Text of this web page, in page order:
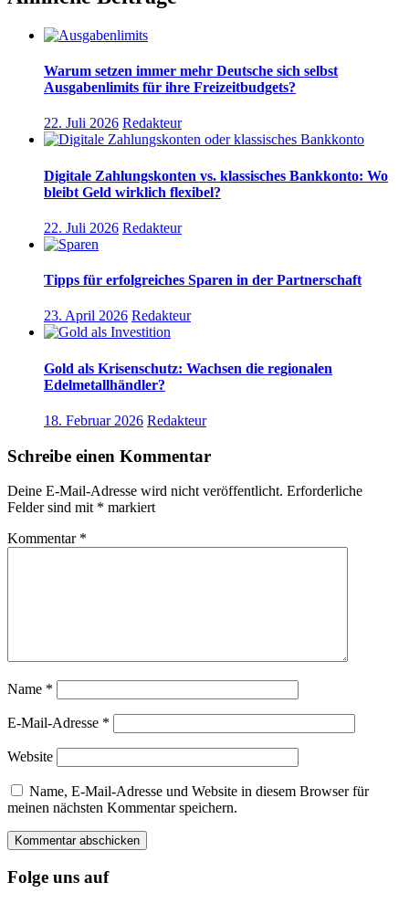
Warum setzen immer mehr Deutsche sich selbst
Ausgabenlimits für ihre Freizeitbudgets?
22. Juli 2026 Redakteur
Digitale Zahlungskonten vs. klassisches Bankkonto: Wo
bleibt Geld wirklich flexibel?
22. Juli 2026 Redakteur
Tipps für erfolgreiches Sparen in der Partnerschaft
23. April 2026 Redakteur
Gold als Krisenschutz: Wachsen die regionalen
Edelmetallhändler?
18. Februar 2026 Redakteur
Schreibe einen Kommentar
Deine E-Mail-Adresse wird nicht veröffentlicht. Erforderliche
Felder sind mit * markiert
Kommentar *
Name *
E-Mail-Adresse *
Website
Name, E-Mail-Adresse und Website in diesem Browser für
meinen nächsten Kommentar speichern.
Folge uns auf